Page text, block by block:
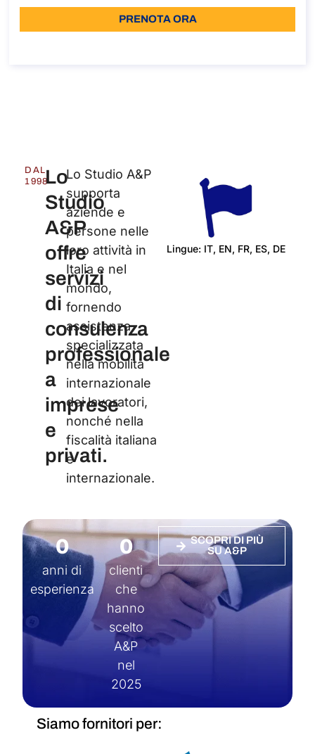
PRENOTA ORA
DAL
1998Lo
Studio
A&P
offre
servizi
di
consulenza
professionale
a
imprese
e
privati.
Lo Studio A&P
supporta
aziende e
persone nelle
loro attività in
Italia e nel
mondo,
fornendo
assistenza
specializzata
nella mobilità
internazionale
dei lavoratori,
nonché nella
fiscalità italiana
e
internazionale.
Lingue: IT, EN, FR, ES, DE
anni di
esperienza
0
clienti
che
hanno
scelto
A&P
nel
2025
0
SCOPRI DI PIÙ
SU A&P
Siamo fornitori per: